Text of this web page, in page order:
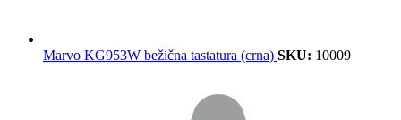
Marvo KG953W bežična tastatura (crna) SKU: 10009